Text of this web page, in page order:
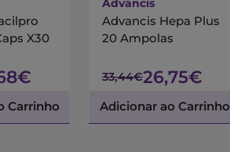
X30
Carrinho
Advancis
Advancis Hepa Plus
20 Ampolas
33,44€26,75€
Adicionar ao Carrinho